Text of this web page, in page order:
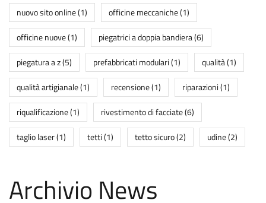
nuovo sito online(1) officine meccaniche(1)
officine nuove(1) piegatrici a doppia bandiera(6)
piegatura a z(5) prefabbricati modulari(1) qualità(1)
qualità artigianale(1) recensione(1) riparazioni(1)
riqualificazione(1) rivestimento di facciate(6)
taglio laser(1) tetti(1) tetto sicuro(2) udine(2)
Archivio News